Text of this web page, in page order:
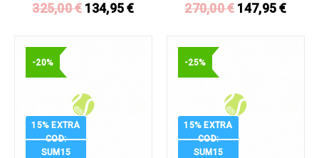
325,00€ 134,95€ 270,00€ 147,95€
-20%
15% EXTRA
COD:
SUM15
-25%
15% EXTRA
COD:
SUM15